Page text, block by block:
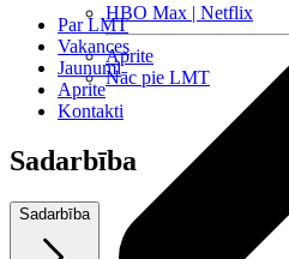
HBO Max | Netflix
Aprite
Nāc pie LMT
Par LMT
Vakances
Jaunumi
Aprite
Kontakti
Sadarbība
Sadarbība